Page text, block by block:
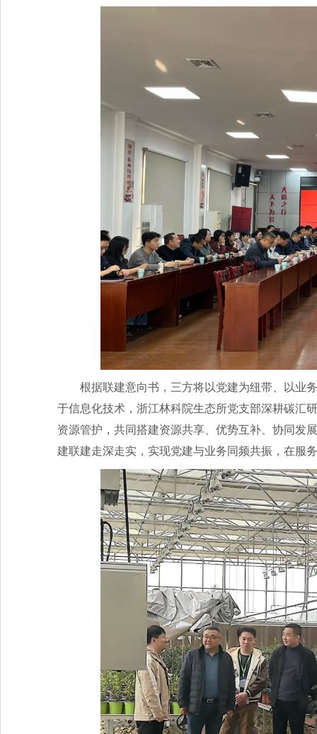
根据联建意向书，三方将以党建为纽带、以业
于信息化技术，浙江林科院生态所党支部深耕碳汇
资源管护，共同搭建资源共享、优势互补、协同发
建联建走深走实，实现党建与业务同频共振，在服